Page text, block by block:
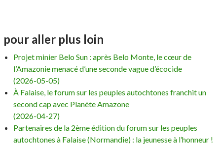
pour aller plus loin
Projet minier Belo Sun : après Belo Monte, le cœur de
l’Amazonie menacé d’une seconde vague d’écocide
(2026-05-05)
À Falaise, le forum sur les peuples autochtones franchit un
second cap avec Planète Amazone
(2026-04-27)
Partenaires de la 2ème édition du forum sur les peuples
autochtones à Falaise (Normandie) : la jeunesse à l’honneur !